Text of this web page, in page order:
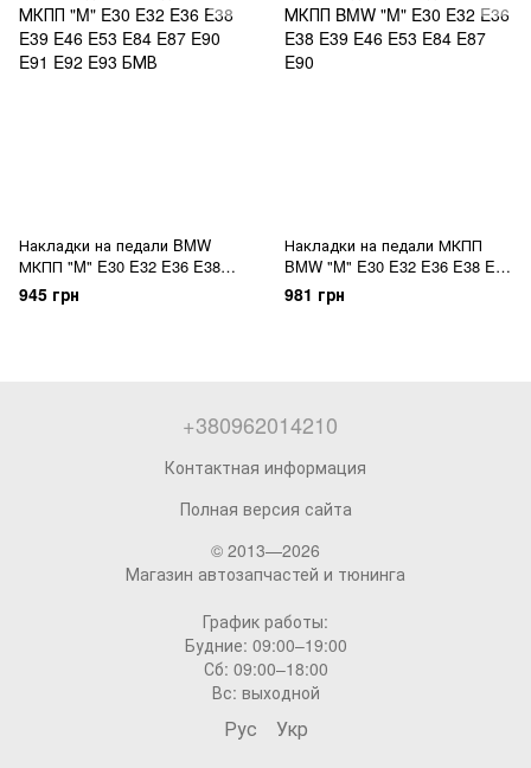
Накладки на педали BMW
МКПП "M" E30 E32 E36 E38
E39 E46 E53 E84 E87 E90 E91
E92 E93 БМВ
945 грн
Накладки на педали МКПП
BMW "M" E30 E32 E36 E38 E39
E46 E53 E84 E87 E90
981 грн
+380962014210
Контактная информация
Полная версия сайта
© 2013—2026
Магазин автозапчастей и тюнинга
График работы:
Будние: 09:00–19:00
Сб: 09:00–18:00
Вс: выходной
Рус Укр